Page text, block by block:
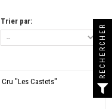
Trier par:
RECHERCHER